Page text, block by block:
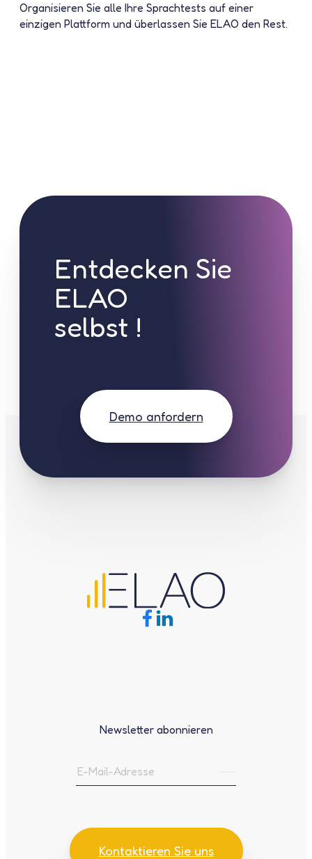
Organisieren Sie alle Ihre Sprachtests auf einer
einzigen Plattform und überlassen Sie ELAO den Rest.
Entdecken Sie
ELAO
selbst !
Demo anfordern
Newsletter abonnieren
Kontaktieren Sie uns